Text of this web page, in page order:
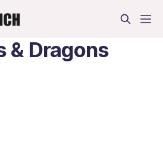
& Dragons